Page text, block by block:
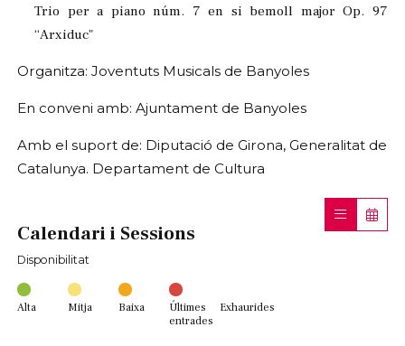
Trio per a piano núm. 7 en si bemoll major Op. 97
“Arxiduc"
Organitza: Joventuts Musicals de Banyoles
En conveni amb: Ajuntament de Banyoles
Amb el suport de: Diputació de Girona, Generalitat de
Catalunya. Departament de Cultura
Calendari i Sessions
Disponibilitat
Alta Mitja Baixa
Últimes
entrades
Exhaurides